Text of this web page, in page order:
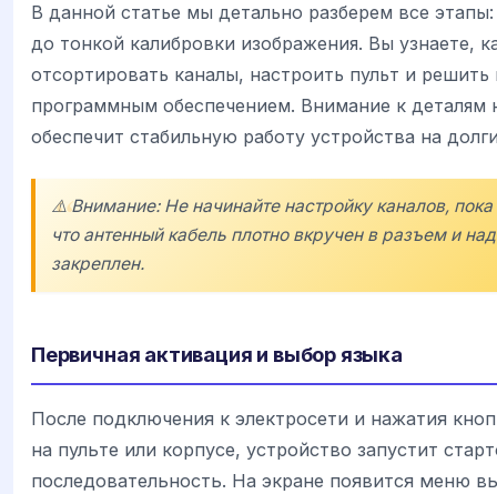
В данной статье мы детально разберем все
до тонкой калибровки изображения. Вы узнаете,
отсортировать каналы, настроить пульт и
программным обеспечением. Внимание к деталям
обеспечит стабильную работу устройства на
⚠️ Внимание: Не начинайте настройку каналов, пока
что антенный кабель плотно вкручен в разъем и
закреплен.
Первичная активация и выбор языка
После подключения к электросети и нажатия
на пульте или корпусе, устройство запустит
последовательность. На экране появится меню